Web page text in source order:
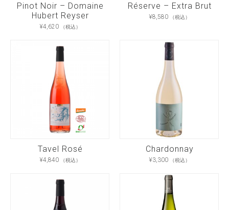
Pinot Noir – Domaine
Hubert Reyser
¥4,620 （税込）
Réserve – Extra Brut
¥8,580 （税込）
Tavel Rosé
¥4,840 （税込）
Chardonnay
¥3,300 （税込）